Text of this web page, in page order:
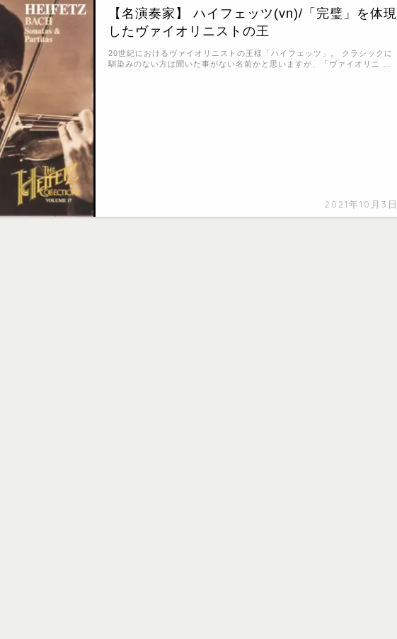
【名演奏家】 ハイフェッツ(vn)/「完璧」を体現
したヴァイオリニストの王
2021年10月3日
20世紀におけるヴァイオリニストの王様「ハイフェッツ」。 クラシックに
馴染みのない方は聞いた事がない名前かと思いますが、「ヴァイオリニ …